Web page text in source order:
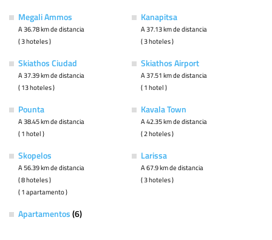
Megali Ammos
A 36.78 km de distancia
( 3 hoteles )
Kanapitsa
A 37.13 km de distancia
( 3 hoteles )
Skiathos Ciudad
A 37.39 km de distancia
( 13 hoteles )
Skiathos Airport
A 37.51 km de distancia
( 1 hotel )
Pounta
A 38.45 km de distancia
( 1 hotel )
Kavala Town
A 42.35 km de distancia
( 2 hoteles )
Skopelos
A 56.39 km de distancia
( 8 hoteles )
( 1 apartamento )
Larissa
A 67.9 km de distancia
( 3 hoteles )
Apartamentos (6)